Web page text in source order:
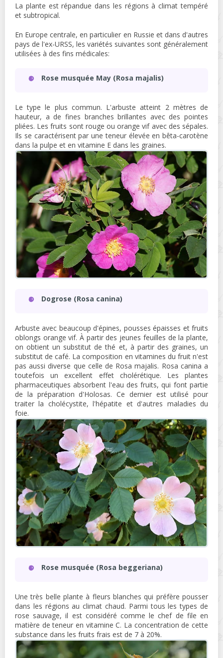
La plante est répandue dans les régions à climat tempéré
et subtropical.
En Europe centrale, en particulier en Russie et dans d'autres
pays de l'ex-URSS, les variétés suivantes sont généralement
utilisées à des fins médicales:
Rose musquée May (Rosa majalis)
Le type le plus commun. L'arbuste atteint 2 mètres de
hauteur, a de fines branches brillantes avec des pointes
pliées. Les fruits sont rouge ou orange vif avec des sépales.
Ils se caractérisent par une teneur élevée en bêta-carotène
dans la pulpe et en vitamine E dans les graines.
Dogrose (Rosa canina)
Arbuste avec beaucoup d'épines, pousses épaisses et fruits
oblongs orange vif. À partir des jeunes feuilles de la plante,
on obtient un substitut de thé et, à partir des graines, un
substitut de café. La composition en vitamines du fruit n'est
pas aussi diverse que celle de Rosa majalis. Rosa canina a
toutefois un excellent effet cholérétique. Les plantes
pharmaceutiques absorbent l'eau des fruits, qui font partie
de la préparation d'Holosas. Ce dernier est utilisé pour
traiter la cholécystite, l'hépatite et d'autres maladies du
foie.
Rose musquée (Rosa beggeriana)
Une très belle plante à fleurs blanches qui préfère pousser
dans les régions au climat chaud. Parmi tous les types de
rose sauvage, il est considéré comme le chef de file en
matière de teneur en vitamine C. La concentration de cette
substance dans les fruits frais est de 7 à 20%.